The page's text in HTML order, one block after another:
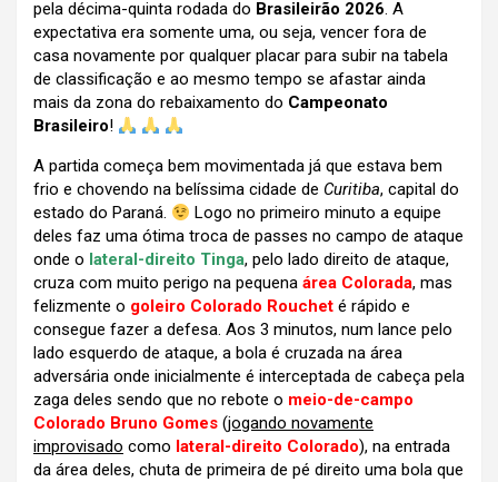
pela décima-quinta rodada do Brasileirão 2026. A
expectativa era somente uma, ou seja, vencer fora de
casa novamente por qualquer placar para subir na tabela
de classificação e ao mesmo tempo se afastar ainda
mais da zona do rebaixamento do Campeonato
Brasileiro!
A partida começa bem movimentada já que estava bem
frio e chovendo na belíssima cidade de Curitiba, capital do
estado do Paraná.
Logo no primeiro minuto a equipe
deles faz uma ótima troca de passes no campo de ataque
onde o lateral-direito Tinga, pelo lado direito de ataque,
cruza com muito perigo na pequena área Colorada, mas
felizmente o goleiro Colorado Rouchet é rápido e
consegue fazer a defesa. Aos 3 minutos, num lance pelo
lado esquerdo de ataque, a bola é cruzada na área
adversária onde inicialmente é interceptada de cabeça pela
zaga deles sendo que no rebote o meio-de-campo
Colorado Bruno Gomes (jogando novamente
improvisado como lateral-direito Colorado), na entrada
da área deles, chuta de primeira de pé direito uma bola que